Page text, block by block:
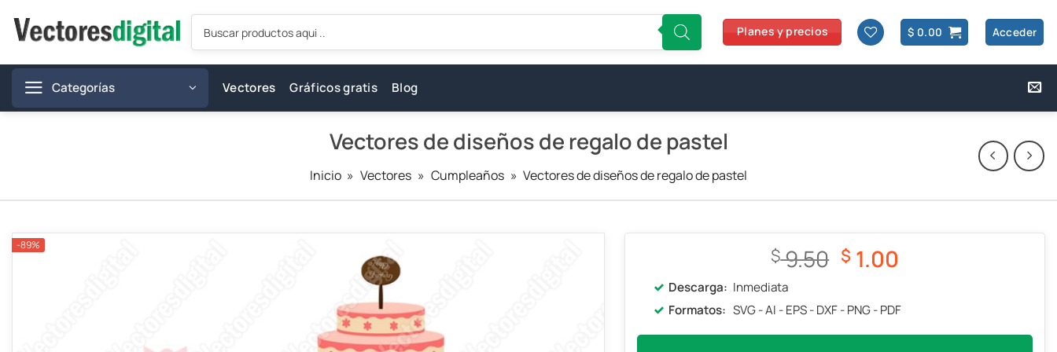
Búsqueda
productos
Planes y precios $ 0.00 Acceder
Categorías Vectores Gráficos gratis Blog
Vectores de diseños de regalo de pastel
Inicio » Vectores » Cumpleaños » Vectores de diseños de regalo de pastel
-89% $9.50 El
original
era:
$ 1.00
actual
Descarga: Inmediata
Formatos: SVG - AI - EPS - DXF - PNG - PDF